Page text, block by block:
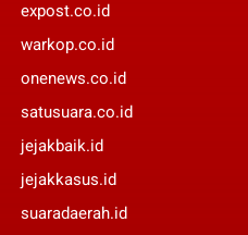
expost.co.id
warkop.co.id
onenews.co.id
satusuara.co.id
jejakbaik.id
jejakkasus.id
suaradaerah.id